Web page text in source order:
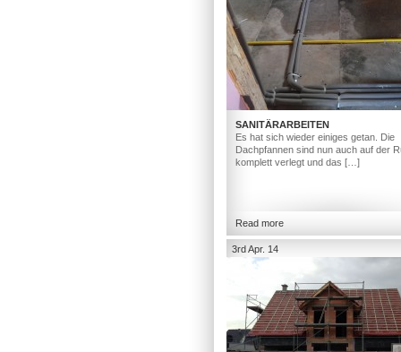
SANITÄRARBEITEN
Es hat sich wieder einiges getan. Die
Dachpfannen sind nun auch auf der
komplett verlegt und das […]
Read more
3rd Apr. 14